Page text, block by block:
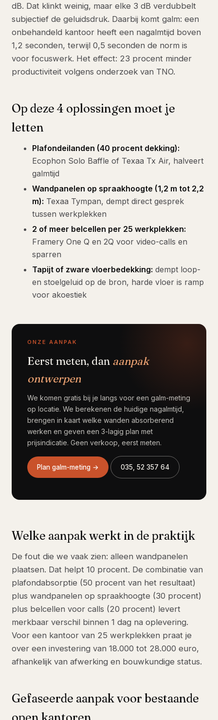
dB. Dat klinkt weinig, maar elke 3 dB verdubbelt
subjectief de geluidsdruk. Daarbij komt galm: een
onbehandeld kantoor heeft een nagalmtijd boven
1,2 seconden, terwijl 0,5 seconden de norm is
voor focuswerk. Het effect: 23 procent minder
productiviteit volgens onderzoek van TNO.
Op deze 4 oplossingen moet je
letten
Plafondeilanden (40 procent dekking):
Ecophon Solo Baffle of Texaa Tx Air, halveert
galmtijd
Wandpanelen op spraakhoogte (1,2 m tot 2,2
m): Texaa Tympan, dempt direct gesprek
tussen werkplekken
2 of meer belcellen per 25 werkplekken:
Framery One Q en 2Q voor video-calls en
sparren
Tapijt of zware vloerbedekking: dempt loop-
en stoelgeluid op de bron, harde vloer is ramp
voor akoestiek
ONZE AANPAK
Eerst meten, dan aanpak
ontwerpen
We komen gratis bij je langs voor een galm-meting
op locatie. We berekenen de huidige nagalmtijd,
brengen in kaart welke wanden absorberend
werken en geven een 3-lagig plan met
prijsindicatie. Geen verkoop, eerst meten.
Plan galm-meting → 035, 52 357 64
Welke aanpak werkt in de praktijk
De fout die we vaak zien: alleen wandpanelen
plaatsen. Dat helpt 10 procent. De combinatie van
plafondabsorptie (50 procent van het resultaat)
plus wandpanelen op spraakhoogte (30 procent)
plus belcellen voor calls (20 procent) levert
merkbaar verschil binnen 1 dag na oplevering.
Voor een kantoor van 25 werkplekken praat je
over een investering van 18.000 tot 28.000 euro,
afhankelijk van afwerking en bouwkundige status.
Gefaseerde aanpak voor bestaande